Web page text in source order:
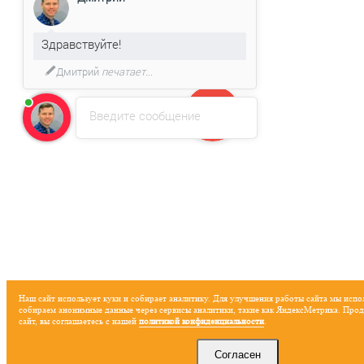
Наш сайт использует куки и собирает аналитику. Для улучшения работы сайта мы
собираем анонимные данные через сервисы аналитики, такие как ЯндексМетрика.
сайт, вы соглашаетесь с нашей политикой конфиденциальности.
Согласен
Введите сообщение
Здравствуйте!
Дмитрий печатает...